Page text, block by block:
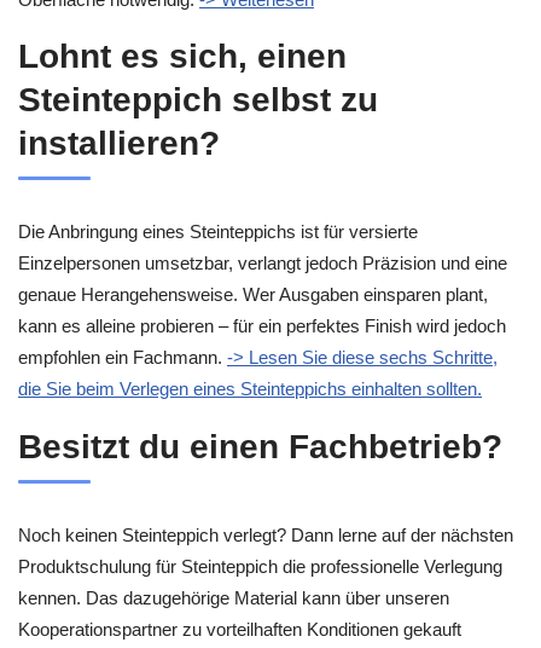
Lohnt es sich, einen
Steinteppich selbst zu
installieren?
Die Anbringung eines Steinteppichs ist für versierte
Einzelpersonen umsetzbar, verlangt jedoch Präzision und eine
genaue Herangehensweise. Wer Ausgaben einsparen plant,
kann es alleine probieren – für ein perfektes Finish wird jedoch
empfohlen ein Fachmann. -> Lesen Sie diese sechs Schritte,
die Sie beim Verlegen eines Steinteppichs einhalten sollten.
Besitzt du einen Fachbetrieb?
Noch keinen Steinteppich verlegt? Dann lerne auf der nächsten
Produktschulung für Steinteppich die professionelle Verlegung
kennen. Das dazugehörige Material kann über unseren
Kooperationspartner zu vorteilhaften Konditionen gekauft